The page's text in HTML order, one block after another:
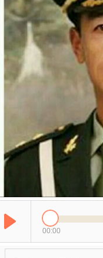
00:00